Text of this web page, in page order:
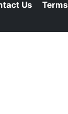
Us Terms